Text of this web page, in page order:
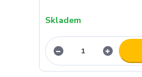
Skladem